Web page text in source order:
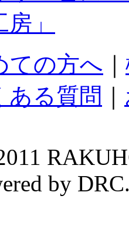
ての方へ
ある質問
by